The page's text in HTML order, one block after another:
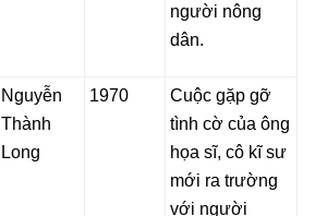
người nông
dân.
Nguyễn
Thành
Long
1970
Cuộc gặp gỡ
tình cờ của ông
họa sĩ, cô kĩ sư
mới ra trường
với người